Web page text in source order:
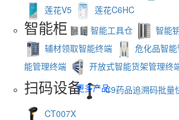
莲花V5
莲花C6HC
智能柜 智能工具仓 智能
辅材领取智能终端
危化品智
能管理终端
开放式智能货架管理终
扫码设备 C9药品追溯码批量
CT007X
更多产品